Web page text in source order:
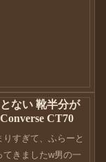
ない 靴半分が
CT70
すぎて、ふらーと
てきましたw男の一